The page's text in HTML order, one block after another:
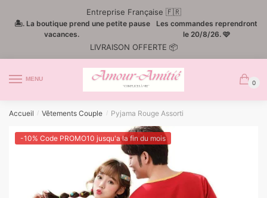
Entreprise Française 🇫🇷
🏝️. La boutique prend une petite pause
vacances.
Les commandes reprendront
le 20/8/26. 🩷
LIVRAISON OFFERTE 📦
MENU
0
Accueil / Vêtements Couple / Pyjama Rouge Assorti
-10% Code PROMO10 jusqu'a la fin du mois